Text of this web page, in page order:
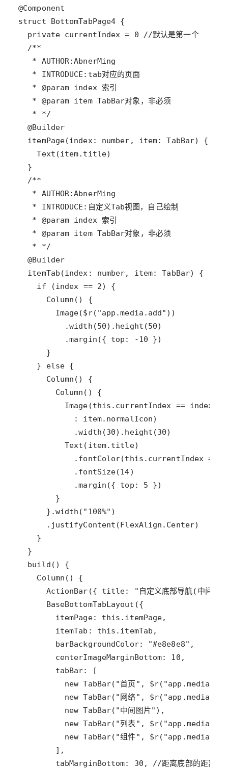
@Component
struct
BottomTabPage4
private currentIndex = 0
//默认是第一个
/**
   * AUTHOR:AbnerMing
   * INTRODUCE:tab对应的页面
   * @param index 索引
   * @param item TabBar对象，非必须
   * */
@Builder
itemPage(index: number , item: TabBar
Text (item. title
/**
   * AUTHOR:AbnerMing
   * INTRODUCE:自定义Tab视图，自己绘制
   * @param index 索引
   * @param item TabBar对象，非必须
   * */
@Builder
itemTab (index : number, item: TabBar
if (index == 2
Column
Image($r( "app.media.add"
          .
width (50). height (50
          .
margin ({ top : -10
    }
else
Column
Column
Image (this . currentIndex == index
            :
item. normalIcon
            .
width (30). height (30
Text ( item. title
            .
fontColor(this . currentIndex ==
            .
fontSize(14
            .
margin ({ top : 5
      }.
width ( "100%"
      .
justifyContent ( FlexAlign . Center
build
Column
ActionBar ({ title:
"自定义底部导航(中间图
BaseBottomTabLayout
itemPage: this . itemPage
itemTab : this . itemTab
barBackgroundColor: "#e8e8e8"
centerImageMarginBottom: 10
tabBar
new TabBar( "首页" , $r(
new TabBar( "网络" , $r(
new TabBar( "中间图片"
new TabBar( "列表" , $r(
new TabBar( "组件" , $r(
tabMarginBottom: 30 , //距离底部的距离，